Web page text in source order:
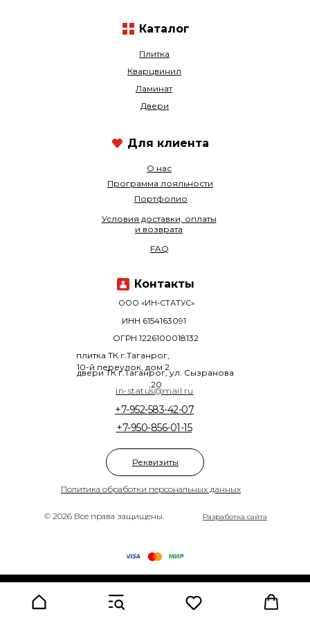
© 2026 Все права защищены.
Политика обработки персональных данных
Плитка
Кварцвинил
+7-950-856-01-15
+7-952-583-42-07
О нас
Ламинат
Программа лояльности
Двери
Портфолио
ООО «ИН-СТАТУС»
плитка ТК г.Таганрог,
10-й переулок, дом 2
двери ТК г.Таганрог, ул. Сызранова
,20
ОГРН 1226100018132
ИНН 6154163091
Разработка сайта
Условия доставки, оплаты
и возврата
FAQ
Каталог
in-status@mail.ru
Контакты
Для клиента
Реквизиты
Made on Tilda